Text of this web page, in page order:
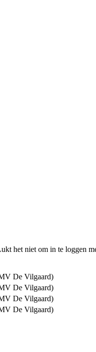
het niet om in te loggen
De Vilgaard)
De Vilgaard)
De Vilgaard)
De Vilgaard)